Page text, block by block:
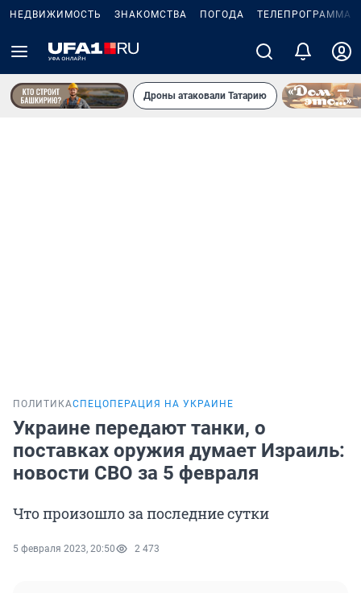
НЕДВИЖИМОСТЬ ЗНАКОМСТВА ПОГОДА ТЕЛЕПРОГРАММА
Дроны атаковали Татарию
ПОЛИТИКАСПЕЦОПЕРАЦИЯ НА УКРАИНЕ
Украине передают танки, о
поставках оружия думает Израиль:
новости СВО за 5 февраля
Что произошло за последние сутки
5 февраля 2023, 20:50 2 473